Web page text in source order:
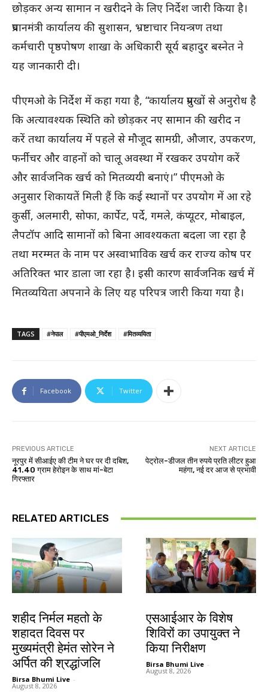
छोड़कर अन्य सामान न खरीदने के लिए निर्देश जारी किया है।
प्रधानमंत्री कार्यालय की सुशासन, भ्रष्टाचार नियन्त्रण तथा
कर्मचारी पृष्ठपोषण शाखा के अधिकारी सूर्य बहादुर बस्नेत ने
यह जानकारी दी।
पीएमओ के निर्देश में कहा गया है, “कार्यालय प्रमुखों से अनुरोध है
कि अत्यावश्यक स्थिति को छोड़कर नए सामान की खरीद न
करें तथा कार्यालय में पहले से मौजूद सामग्री, औजार, उपकरण,
फर्नीचर और वाहनों को चालू अवस्था में रखकर उपयोग करें
और सार्वजनिक खर्च को मितव्ययी बनाएं।” पीएमओ के
अनुसार शिकायतें मिली हैं कि कई स्थानों पर उपयोग में आ रहे
कुर्सी, अलमारी, सोफा, कार्पेट, पर्दे, गमले, कंप्यूटर, मोबाइल,
लैपटॉप आदि सामानों को बिना आवश्यकता बदला जा रहा है
तथा मरम्मत के नाम पर अस्वाभाविक खर्च कर राज्य कोष पर
अतिरिक्त भार डाला जा रहा है। इसी कारण सार्वजनिक खर्च में
मितव्ययिता अपनाने के लिए यह परिपत्र जारी किया गया है।
TAGS #नेपाल #पीएमओ_निर्देश #मितव्ययिता
Facebook Twitter
PREVIOUS ARTICLE
नूरपुर में सीआईए की टीम ने घर पर दी दबिश,
41.40 ग्राम हेरोइन के साथ मां-बेटा
गिरफ्तार
NEXT ARTICLE
पेट्रोल-डीजल तीन रुपये प्रति लीटर हुआ
महंगा, नई दर आज से प्रभावी
RELATED ARTICLES
शहीद निर्मल महतो के
शहादत दिवस पर
मुख्यमंत्री हेमंत सोरेन ने
अर्पित की श्रद्धांजलि
Birsa Bhumi Live -
August 8, 2026
एसआईआर के विशेष
शिविरों का उपायुक्त ने
किया निरीक्षण
Birsa Bhumi Live -
August 8, 2026